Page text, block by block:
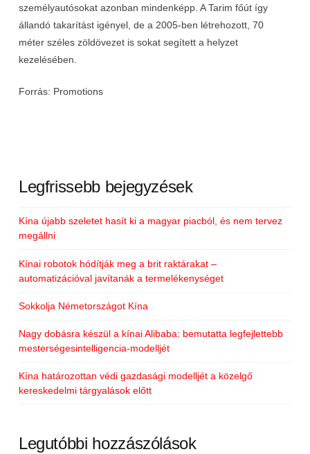
személyautósokat azonban mindenképp. A Tarim főút így
állandó takarítást igényel, de a 2005-ben létrehozott, 70
méter széles zöldövezet is sokat segített a helyzet
kezelésében.
Forrás: Promotions
Legfrissebb bejegyzések
Kína újabb szeletet hasít ki a magyar piacból, és nem tervez
megállni
Kínai robotok hódítják meg a brit raktárakat –
automatizációval javítanák a termelékenységet
Sokkolja Németországot Kína
Nagy dobásra készül a kínai Alibaba: bemutatta legfejlettebb
mesterségesintelligencia-modelljét
Kína határozottan védi gazdasági modelljét a közelgő
kereskedelmi tárgyalások előtt
Legutóbbi hozzászólások